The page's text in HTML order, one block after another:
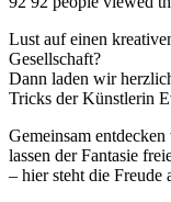
Lust auf einen
Gesellschaft?
Dann laden wir
Tricks der Künstlerin
Gemeinsam
lassen der Fantasie
– hier steht die